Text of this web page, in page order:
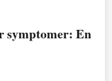
symptomer: En